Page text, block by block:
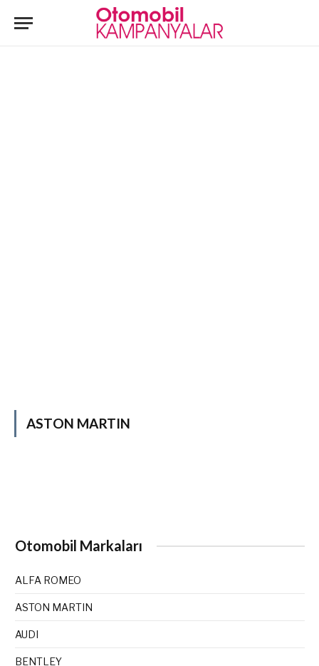
ASTON MARTIN
Otomobil Markaları
ALFA ROMEO
ASTON MARTIN
AUDI
BENTLEY